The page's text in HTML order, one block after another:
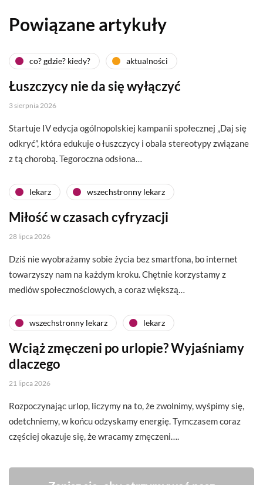
Powiązane artykuły
co? gdzie? kiedy? aktualności
Łuszczycy nie da się wyłączyć
3 sierpnia 2026
Startuje IV edycja ogólnopolskiej kampanii społecznej „Daj się
odkryć”, która edukuje o łuszczycy i obala stereotypy związane
z tą chorobą. Tegoroczna odsłona…
lekarz wszechstronny lekarz
Miłość w czasach cyfryzacji
28 lipca 2026
Dziś nie wyobrażamy sobie życia bez smartfona, bo internet
towarzyszy nam na każdym kroku. Chętnie korzystamy z
mediów społecznościowych, a coraz większą…
wszechstronny lekarz lekarz
Wciąż zmęczeni po urlopie? Wyjaśniamy
dlaczego
21 lipca 2026
Rozpoczynając urlop, liczymy na to, że zwolnimy, wyśpimy się,
odetchniemy, w końcu odzyskamy energię. Tymczasem coraz
częściej okazuje się, że wracamy zmęczeni….